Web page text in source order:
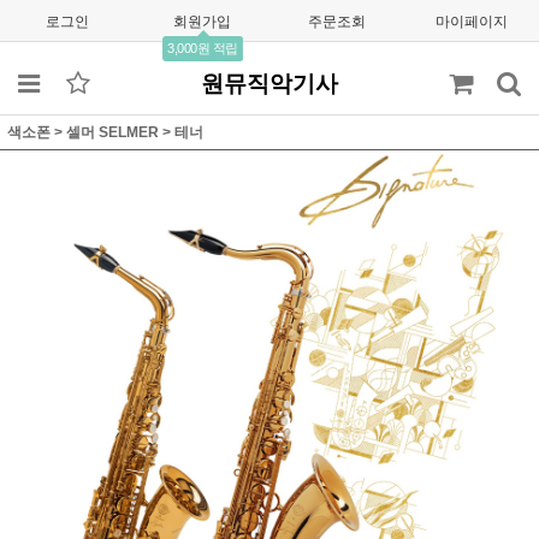
로그인 회원가입
3,000원 적립
주문조회 마이페이지
원뮤직악기사
색소폰 > 셀머 SELMER > 테너